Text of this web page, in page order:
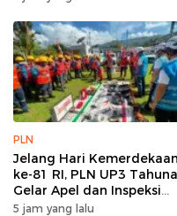
PLN
Jelang Hari Kemerdekaan
ke-81 RI, PLN UP3 Tahuna
Gelar Apel dan Inspeksi
Peralatan Guna Pastikan
5 jam yang lalu